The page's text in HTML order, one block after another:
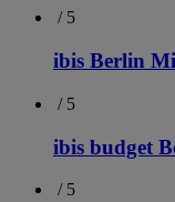
/ 5
ibis Berlin
/ 5
ibis budget
/ 5